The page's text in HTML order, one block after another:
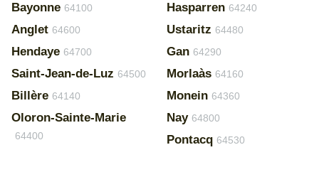
Bayonne 64100
Anglet 64600
Hendaye 64700
Saint-Jean-de-Luz 64500
Billère 64140
Oloron-Sainte-Marie
64400
Hasparren 64240
Ustaritz 64480
Gan 64290
Morlaàs 64160
Monein 64360
Nay 64800
Pontacq 64530